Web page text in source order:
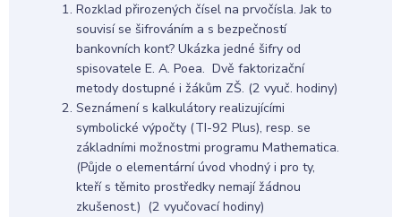
Rozklad přirozených čísel na prvočísla. Jak to
souvisí se šifrováním a s bezpečností
bankovních kont? Ukázka jedné šifry od
spisovatele E. A. Poea. Dvě faktorizační
metody dostupné i žákům ZŠ. (2 vyuč. hodiny)
Seznámení s kalkulátory realizujícími
symbolické výpočty (TI-92 Plus), resp. se
základními možnostmi programu Mathematica.
(Půjde o elementární úvod vhodný i pro ty,
kteří s těmito prostředky nemají žádnou
zkušenost.) (2 vyučovací hodiny)